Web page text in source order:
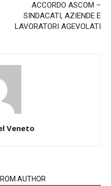
ACCORDO ASCOM –
SINDACATI, AZIENDE E
LAVORATORI AGEVOLATI
Veneto
AUTHOR